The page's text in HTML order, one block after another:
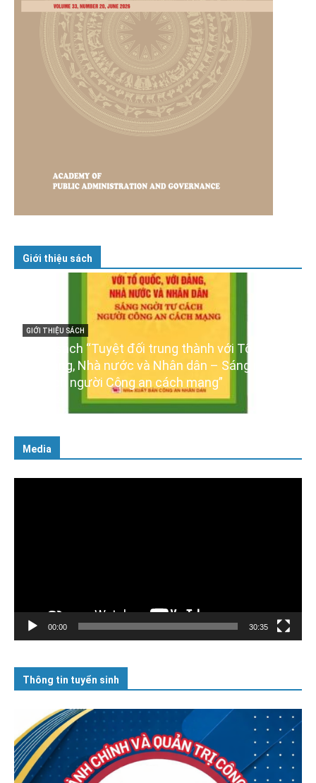
Giới thiệu sách
GIỚI THIỆU SÁCH
Ra mắt ba cuốn sách ảnh chào mừng Đại hội
XIV của Đảng
Media
00:00 30:35
Thông tin tuyển sinh